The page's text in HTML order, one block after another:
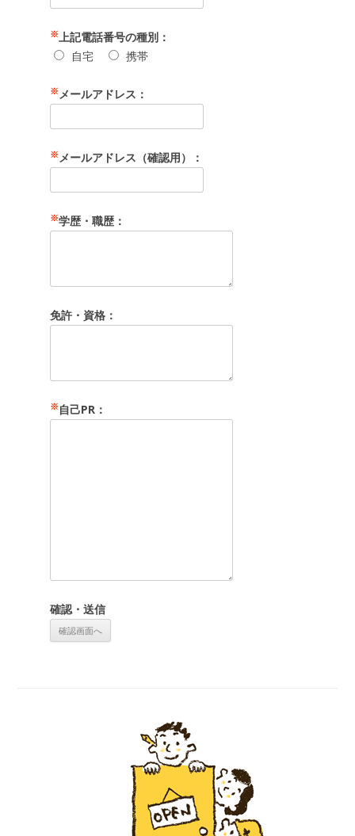
※ 上記電話番号の種別：
自宅
携帯
※ メールアドレス：
※ メールアドレス（確認用）：
※学歴・職歴：
免許・資格：
※ 自己PR：
確認・送信